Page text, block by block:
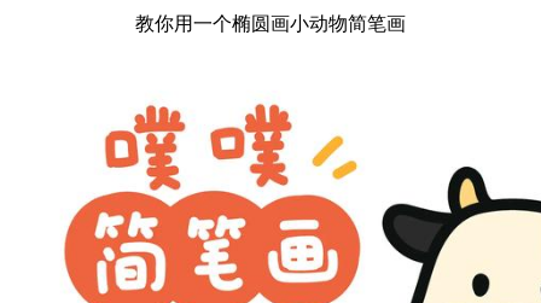
教你用一个椭圆画小动物简笔画